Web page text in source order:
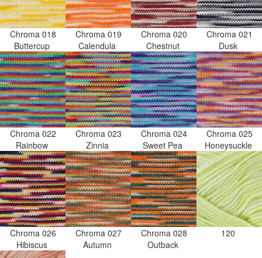
Chroma 018
Buttercup
Chroma 019
Calendula
Chroma 020
Chestnut
Chroma 021
Dusk
Chroma 022
Rainbow
Chroma 023
Zinnia
Chroma 024
Sweet Pea
Chroma 025
Honeysuckle
Chroma 026
Hibiscus
Chroma 027
Autumn
Chroma 028
Outback
120